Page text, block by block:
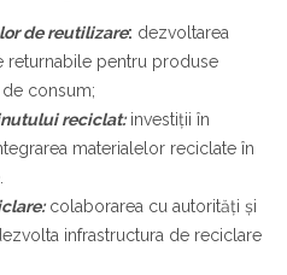
de reutilizare: dezvoltarea
returnabile pentru produse
consum;
reciclat:investiții în
materialelor reciclate în
colaborarea cu autorități și
infrastructura de reciclare